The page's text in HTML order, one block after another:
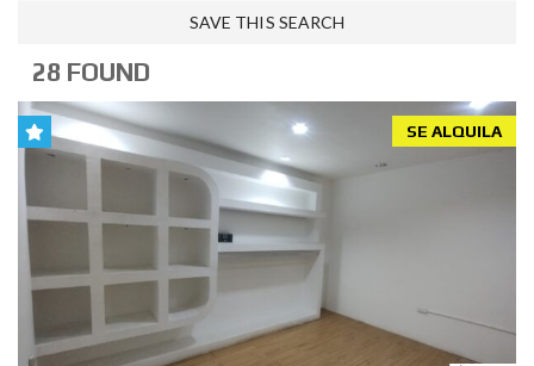
SAVE THIS SEARCH
28 FOUND
SE ALQUILA